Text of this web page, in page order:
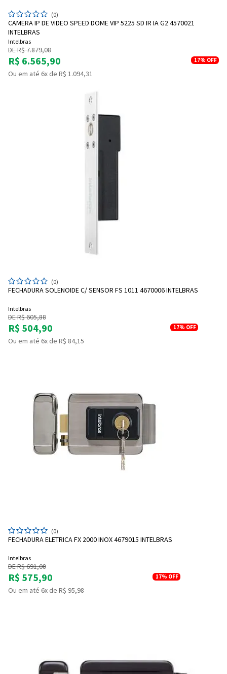
(0)
CAMERA IP DE VIDEO SPEED DOME VIP 5225 SD IR IA G2 4570021
INTELBRAS
Intelbras
DE R$ 7.879,08
R$ 6.565,90 17% OFF
Ou em até 6x de R$ 1.094,31
(0)
FECHADURA SOLENOIDE C/ SENSOR FS 1011 4670006 INTELBRAS
Intelbras
DE R$ 605,88
R$ 504,90 17% OFF
Ou em até 6x de R$ 84,15
(0)
FECHADURA ELETRICA FX 2000 INOX 4679015 INTELBRAS
Intelbras
DE R$ 691,08
R$ 575,90 17% OFF
Ou em até 6x de R$ 95,98